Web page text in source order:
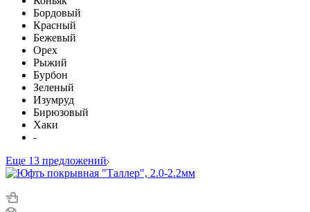
Бордовый
Красный
Бежевый
Орех
Рыжий
Бурбон
Зеленый
Изумруд
Бирюзовый
Хаки
-
Еще 13 предложений